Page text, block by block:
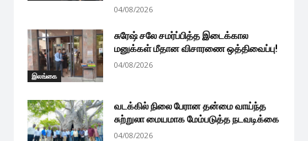
04/08/2026
இலங்கை
சுரேஷ் சலே சமர்ப்பித்த இடைக்கால
மனுக்கள் மீதான விசாரணை ஒத்திவைப்பு!
04/08/2026
வடக்கில் நிலை பேரான தன்மை வாய்ந்த
சுற்றுலா மையமாக மேம்படுத்த நடவடிக்கை
04/08/2026